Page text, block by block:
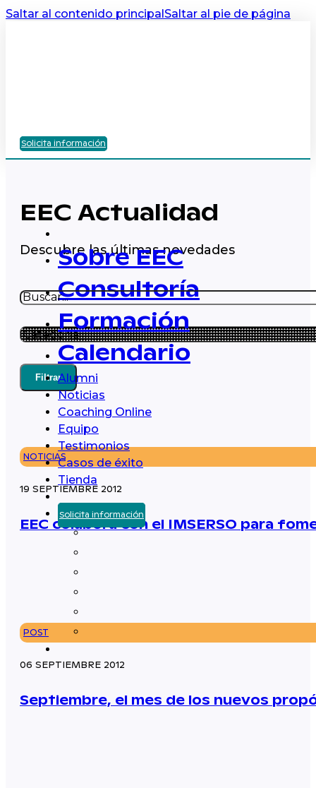
Saltar al contenido principalSaltar al pie de página
Solicita información
Sobre EEC
Consultoría
Formación
Calendario
Alumni
Noticias
Coaching Online
Equipo
Testimonios
Casos de éxito
Tienda
Solicita información
EEC Actualidad
Descubre las últimas novedades
Filtrar
NOTICIAS
19 SEPTIEMBRE 2012
EEC colabora con el IMSERSO para
POST
06 SEPTIEMBRE 2012
Septiembre, el mes de los nuevos